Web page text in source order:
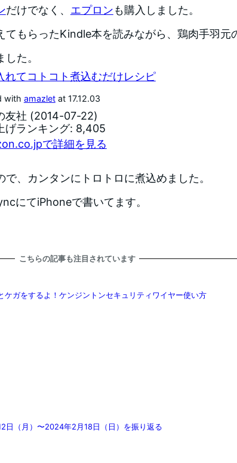
だけでなく、 エプロンも購入しました。
てもらったKindle本を読みながら、鶏肉手羽元
た。
れてコトコト煮込むだけレシピ
with amazletat 17.12.03
友社 (2014-07-22)
げランキング: 8,405
で詳細を見る
で、カンタンにトロトロに煮込めました。
にてiPhoneで書いてます。
こちらの記事も注目されています
ケガをするよ！ケンジントンセキュリティワイヤー使い方
日（月）〜2024年2月18日（日）を振り返る